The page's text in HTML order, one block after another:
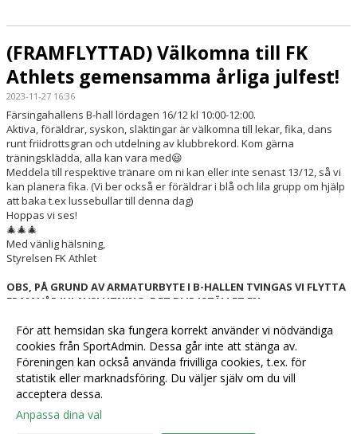
(FRAMFLYTTAD) Välkomna till FK
Athlets gemensamma årliga julfest!
2023-11-27 16:36
Färsingahallens B-hall lördagen 16/12 kl 10:00-12:00.
Aktiva, föräldrar, syskon, släktingar är välkomna till lekar, fika, dans
runt friidrottsgran och utdelning av klubbrekord. Kom gärna
träningsklädda, alla kan vara med😃
Meddela till respektive tränare om ni kan eller inte senast 13/12, så vi
kan planera fika. (Vi ber också er föräldrar i blå och lila grupp om hjälp
att baka t.ex lussebullar till denna dag)
Hoppas vi ses!
🎄🎄🎄
Med vänlig hälsning,
Styrelsen FK Athlet
OBS, PÅ GRUND AV ARMATURBYTE I B-HALLEN TVINGAS VI FLYTTA
FRAM VÅR JULAVSLUTNING. DET BLIR ISTÄLLET EN
ÅTERKOMMER MED DATUM!
Fler nyheter >>
För att hemsidan ska fungera korrekt använder vi nödvändiga
cookies från SportAdmin. Dessa går inte att stänga av.
Föreningen kan också använda frivilliga cookies, t.ex. för
statistik eller marknadsföring. Du väljer själv om du vill
acceptera dessa.
Anpassa dina val